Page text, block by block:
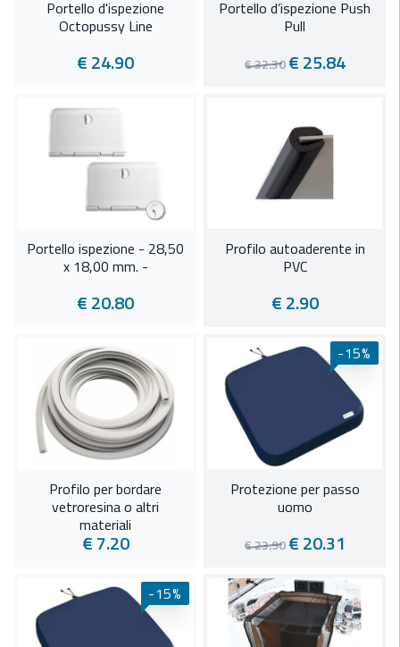
Portello d'ispezione
Octopussy Line
€ 24.90
Portello d’ispezione Push
Pull
€ 32.30€ 25.84
Portello ispezione - 28,50
x 18,00 mm. -
€ 20.80
Profilo autoaderente in
PVC
€ 2.90
Profilo per bordare
vetroresina o altri
materiali
€ 7.20
Protezione per passo
uomo
€ 23.90€ 20.31
-15%
-15%